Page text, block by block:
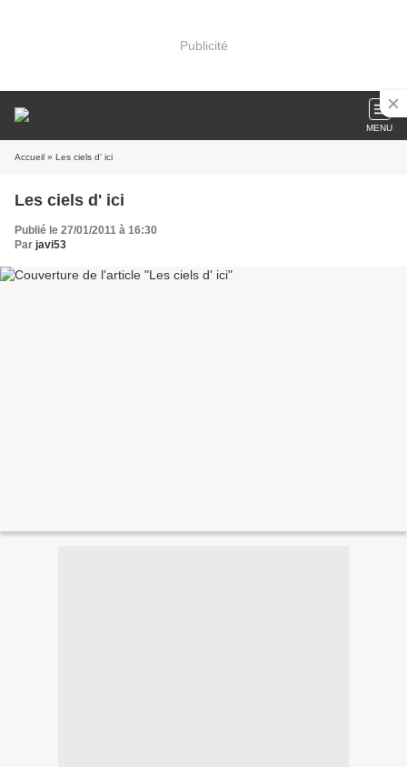
Publicité
MENU
Accueil » Les ciels d' ici
Les ciels d' ici
Publié le 27/01/2011 à 16:30
Par javi53